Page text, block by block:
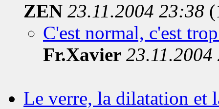
ZEN 23.11.2004 23:38
C'est normal, c'est
Fr.Xavier
Le verre, la dilatation et